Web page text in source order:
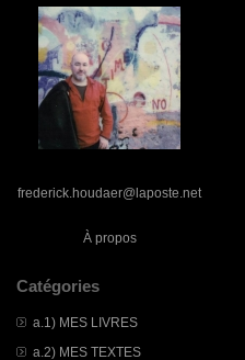
frederick.houdaer@laposte.net
À propos
Catégories
a.1) MES LIVRES
a.2) MES TEXTES